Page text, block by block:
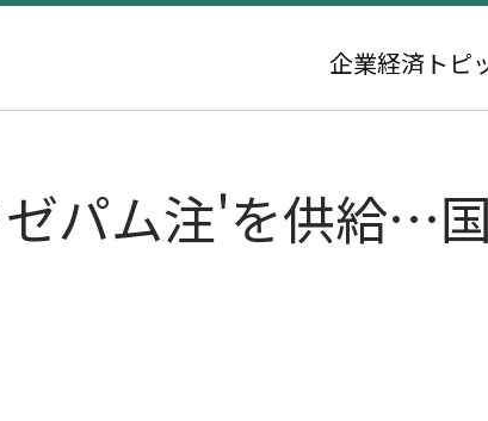
企業経済 トピ
パム注'を供給…